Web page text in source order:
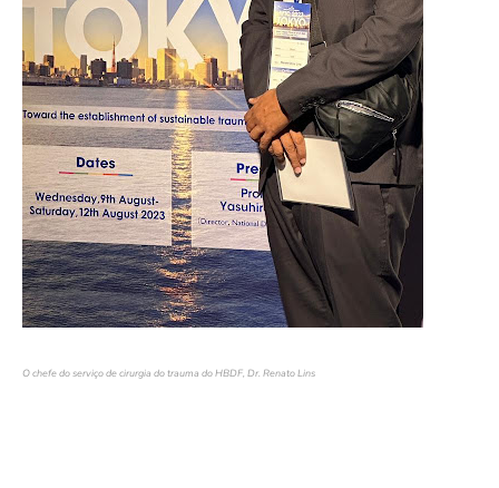
O chefe do serviço de cirurgia do trauma do HBDF, Dr. Renato Lins